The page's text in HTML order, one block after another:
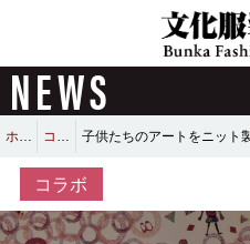
NEWS
ホーム コラボ
コラボ